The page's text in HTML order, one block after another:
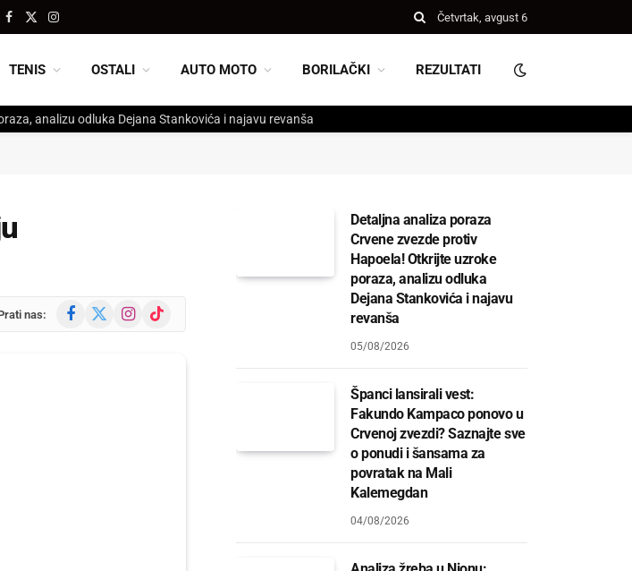
Facebook
X
Instagram
Četvrtak, avgust 6
TENIS OSTALI AUTO MOTO BORILAČKI REZULTATI
analizu odluka Dejana Stankovića i najavu revanša
nas: Facebook Instagram
TikTok
Detaljna analiza poraza
Crvene zvezde protiv
Hapoela! Otkrijte uzroke
poraza, analizu odluka
Dejana Stankovića i najavu
revanša
05/08/2026
Španci lansirali vest:
Fakundo Kampaco ponovo u
Crvenoj zvezdi? Saznajte sve
o ponudi i šansama za
povratak na Mali
Kalemegdan
04/08/2026